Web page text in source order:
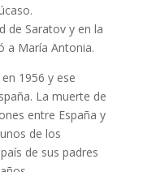
de Saratov y en la
a María Antonia.
1956 y ese
La muerte de
entre España y
de los
de sus padres